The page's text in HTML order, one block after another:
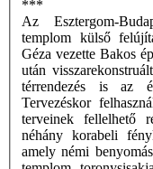
***
Az Esztergom-
templom külső
Géza vezette Bakos
után
térrendezés is az
Tervezéskor
terveinek fellelhető
néhány korabeli
amely némi